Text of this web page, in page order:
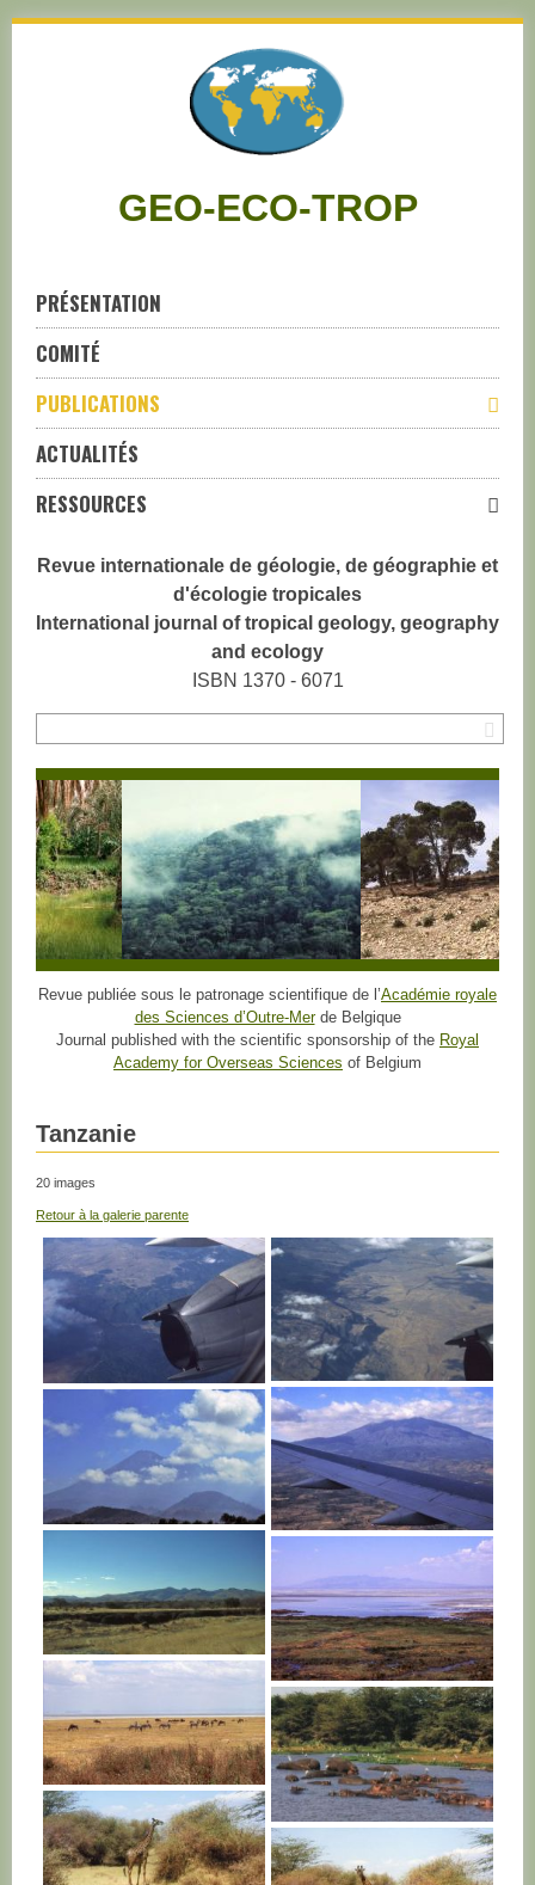
GEO-ECO-TROP
PRÉSENTATION
COMITÉ
PUBLICATIONS
ACTUALITÉS
RESSOURCES
Revue internationale de géologie, de géographie et
d'écologie tropicales
International journal of tropical geology, geography
and ecology
ISBN 1370 - 6071
Revue publiée sous le patronage scientifique de l’Académie royale
des Sciences d’Outre-Merde Belgique
Journal published with the scientific sponsorship of the Royal
Academy for Overseas Sciences of Belgium
Tanzanie
20 images
Retour à la galerie parente
TANZANIE TANZANIE
TANZANIE
TANZANIE
TANZANIE
TANZANIE